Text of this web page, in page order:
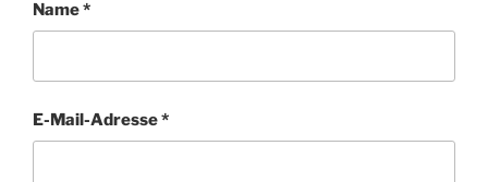
Name*
E-Mail-Adresse*